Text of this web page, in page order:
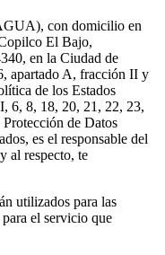
con domicilio en
El Bajo,
en la Ciudad de
apartado A, fracción II y
de los Estados
6, 8, 18, 20, 21, 22, 23,
de Datos
es el responsable del
al respecto, te
utilizados para las
el servicio que